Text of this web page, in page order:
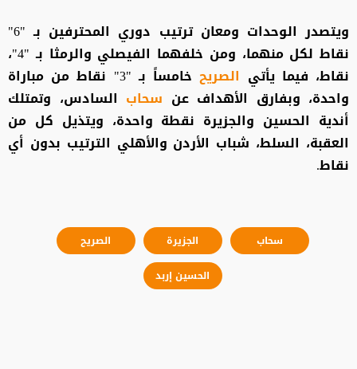
ويتصدر الوحدات ومعان ترتيب دوري المحترفين بـ "6"
نقاط لكل منهما، ومن خلفهما الفيصلي والرمثا بـ "4"،
نقاط، فيما يأتي الصريح
خامساً بـ "3" نقاط من مباراة
واحدة، وبفارق الأهداف عن سحاب السادس، وتمتلك
أندية الحسين والجزيرة نقطة واحدة، ويتذيل كل من
العقبة، السلط، شباب الأردن والأهلي الترتيب بدون أي
نقاط.
سحاب الجزيرة
الصريح
الحسين إربد